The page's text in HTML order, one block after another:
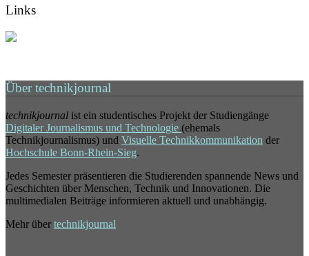
Links
Über technikjournal
technikjournal ist ein studentisches Projekt der Studiengänge
Digitaler Journalismus und Technologie (ehemals
Technikjournalismus) und Visuelle Technikkommunikation der
Hochschule Bonn-Rhein-Sieg.
Jedes Semester präsentieren die Studierenden spannende News und
Geschichten über Menschen, Technik und Innovationen. Die
multimedialen Beiträge informieren aktuell und unabhängig.
Mehr über technikjournal